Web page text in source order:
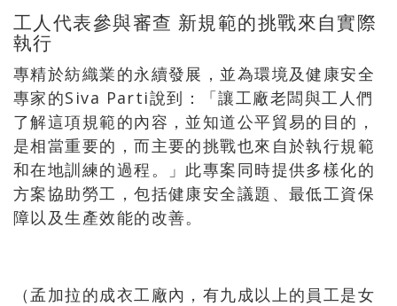
工人代表參與審查 新規範的挑戰來自實際
執行
專精於紡織業的永續發展，並為環境及健康安全
專家的Siva Parti說到：「讓工廠老闆與工人們
了解這項規範的內容，並知道公平貿易的目的，
是相當重要的，而主要的挑戰也來自於執行規範
和在地訓練的過程。」此專案同時提供多樣化的
方案協助勞工，包括健康安全議題、最低工資保
障以及生產效能的改善。
（孟加拉的成衣工廠內，有九成以上的員工是女